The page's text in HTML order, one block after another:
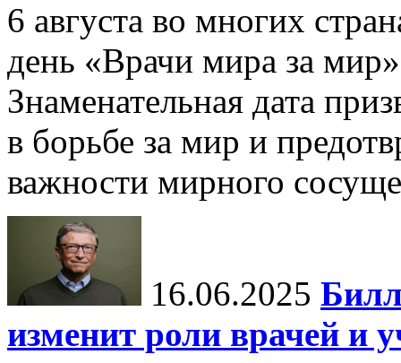
6 августа во многих
день «Врачи мира за
Знаменательная дата
в борьбе за мир и
важности мирного
16.06.2025
изменит роли врачей и